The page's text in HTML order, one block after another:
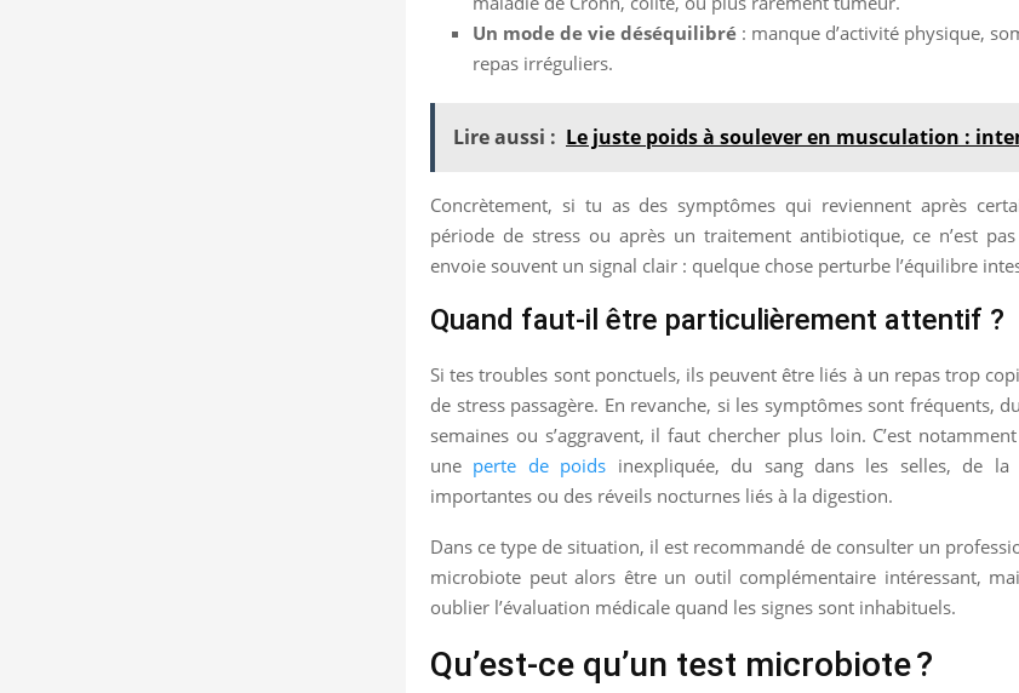
Un mode de vie déséquilibré : manque d’activité physique,
repas irréguliers.
Lire aussi : Le juste poids à soulever en musculation :
Concrètement, si tu as des symptômes qui reviennent après
période de stress ou après un traitement antibiotique, ce n’est
envoie souvent un signal clair : quelque chose perturbe l’équilibre
Quand faut-il être particulièrement attentif ?
Si tes troubles sont ponctuels, ils peuvent être liés à un repas trop
de stress passagère. En revanche, si les symptômes sont fréquents,
semaines ou s’aggravent, il faut chercher plus loin. C’est
une perte de poids inexpliquée, du sang dans les selles, de la
importantes ou des réveils nocturnes liés à la digestion.
Dans ce type de situation, il est recommandé de consulter un
microbiote peut alors être un outil complémentaire intéressant,
oublier l’évaluation médicale quand les signes sont inhabituels.
Qu’est-ce qu’un test microbiote ?